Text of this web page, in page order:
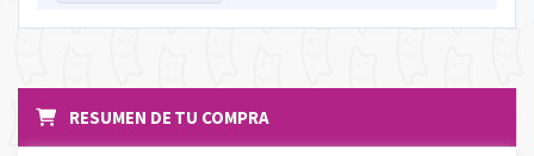
RESUMEN DE TU COMPRA